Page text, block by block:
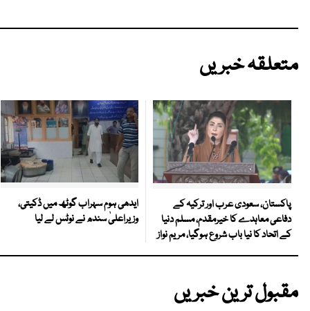
متعلقہ خبریں
پاکستان، سعودی عرب اور ترکیہ کے
دفاعی معاہدے کا خیرمقدم، مسلم دنیا
کے اتحاد کا نیا باب شروع ہوگیا، مریم نواز
ایدھی ہوم سہراب گوٹھ میں ڈکیتی،
وزیراعلیٰ سندھ نے نوٹس لے لیا
مقبول ترین خبریں